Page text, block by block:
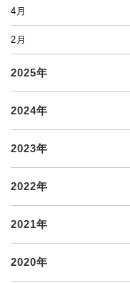
4月
2月
2025年
2024年
2023年
2022年
2021年
2020年